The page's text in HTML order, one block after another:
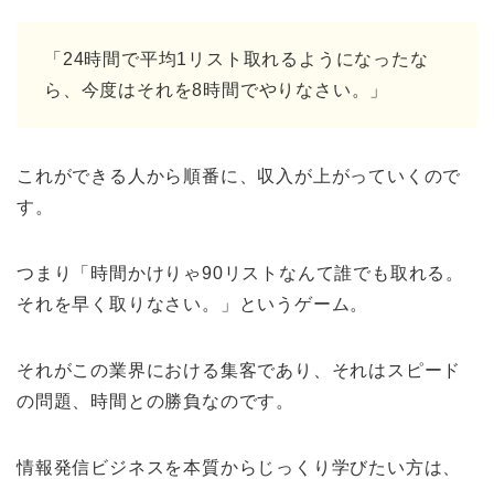
「24時間で平均1リスト取れるようになったな
ら、今度はそれを8時間でやりなさい。」
これができる人から順番に、収入が上がっていくので
す。
つまり「時間かけりゃ90リストなんて誰でも取れる。
それを早く取りなさい。」というゲーム。
それがこの業界における集客であり、それはスピード
の問題、時間との勝負なのです。
情報発信ビジネスを本質からじっくり学びたい方は、